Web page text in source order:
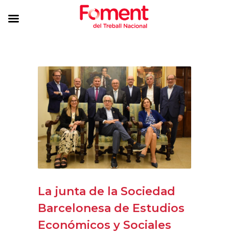
La junta de la Sociedad
Barcelonesa de Estudios
Económicos y Sociales